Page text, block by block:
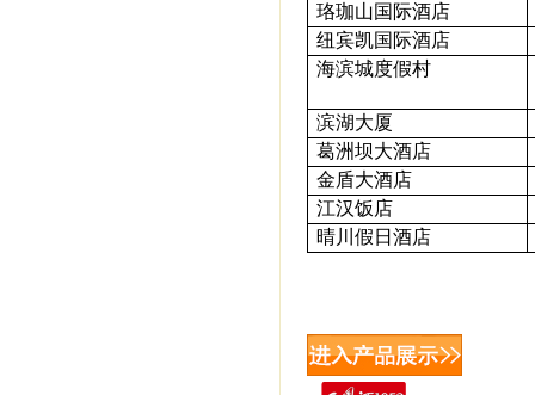
珞珈山国际酒店
纽宾凯国际酒店
海滨城度假村
滨湖大厦
葛洲坝大酒店
金盾大酒店
江汉饭店
晴川假日酒店